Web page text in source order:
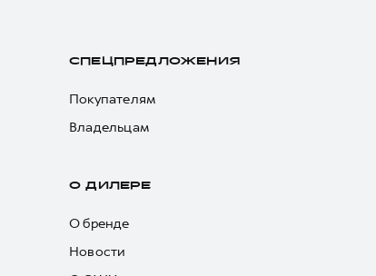
СПЕЦПРЕДЛОЖЕНИЯ
Покупателям
Владельцам
О ДИЛЕРЕ
О бренде
Новости